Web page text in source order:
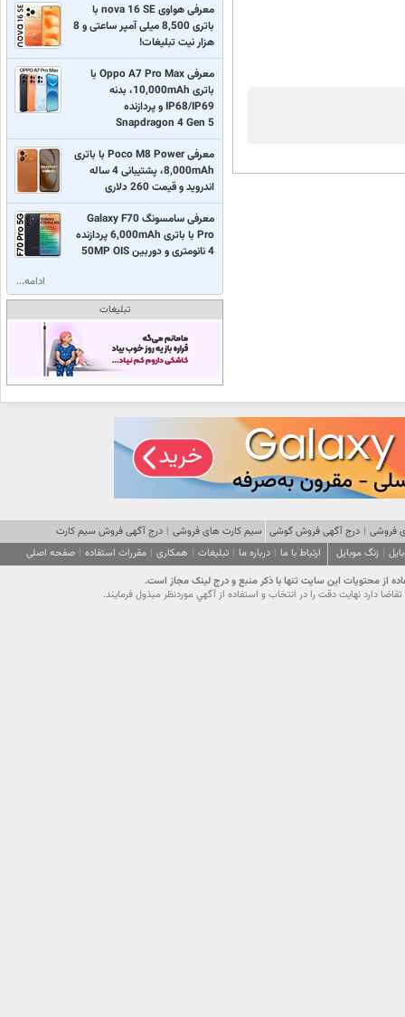
معرفی هواوی nova 16 SE با
باتری 8,500 میلی آمپر ساعتی و 8
هزار نیت تبلیغات!
معرفی Oppo A7 Pro Max با
باتری 10,000mAh، بدنه
IP68/IP69 و پردازنده
Snapdragon 4 Gen 5
معرفی Poco M8 Power با باتری
8,000mAh، پشتیبانی 4 ساله
اندروید و قیمت 260 دلاری
معرفی سامسونگ Galaxy F70
Pro با باتری 6,000mAh پردازنده
4 نانومتری و دوربین 50MP OIS
ادامه...
تبلیغات
فروشی | درج آگهی فروش گوشی سیم کارت های فروشی | درج آگهی فروش سیم کارت
| زنگ موبایل ارتباط با ما | درباره ما | تبلیغات | همکاری | مقررات استفاده | صفحه اصلی